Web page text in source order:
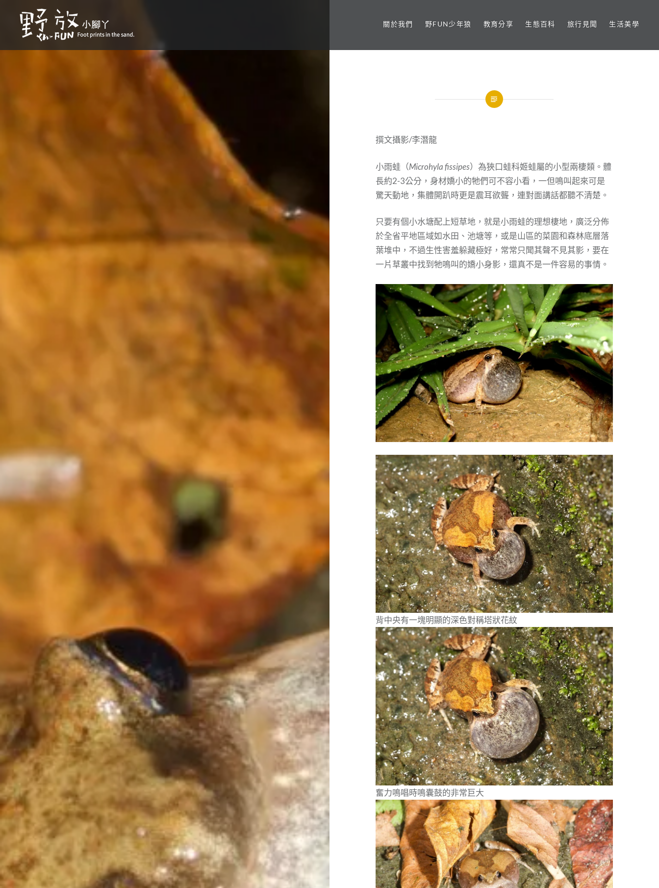
content
野放小腳丫 Foot prints in the sand.
關於我們 野FUN少年狼 教育分享 生態百科 旅行見聞 生活美學
撰文攝影/李潛龍
小雨蛙（Microhyla fissipes）為狹口蛙科姬蛙屬的小型兩棲類。體
長約2-3公分，身材嬌小的牠們可不容小看，一但鳴叫起來可是
驚天動地，集體開趴時更是震耳欲聾，連對面講話都聽不清楚。
只要有個小水塘配上短草地，就是小雨蛙的理想棲地，廣泛分佈
於全省平地區域如水田、池塘等，或是山區的菜園和森林底層落
葉堆中，不過生性害羞躲藏極好，常常只聞其聲不見其影，要在
一片草叢中找到牠鳴叫的嬌小身影，還真不是一件容易的事情。
背中央有一塊明顯的深色對稱塔狀花紋
奮力鳴唱時鳴囊鼓的非常巨大